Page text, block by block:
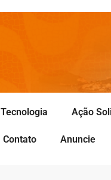
Tecnologia Ação
Contato Anuncie